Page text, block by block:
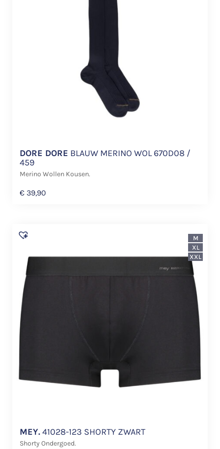
DORE DORE BLAUW MERINO WOL 670D08 /
459
Merino Wollen Kousen.
€ 39,90
MEY.41028-123 SHORTY ZWART
Shorty Ondergoed.
M
XL
XXL